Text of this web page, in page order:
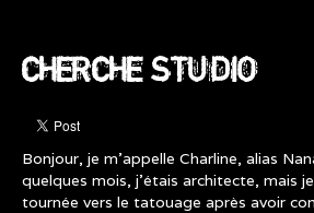
CHERCHE STUDIO
Bonjour, je m'appelle Charline, alias
quelques mois, j'étais architecte, mais
tournée vers le tatouage après avoir